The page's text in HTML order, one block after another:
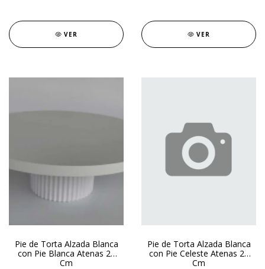
VER VER
Pie de Torta Alzada Blanca
con Pie Blanca Atenas 26
Cm
Pie de Torta Alzada Blanca
con Pie Celeste Atenas 24
Cm